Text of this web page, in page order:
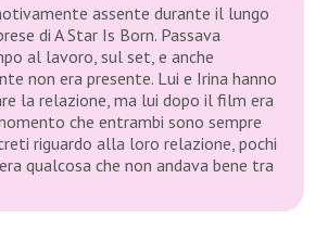
assente durante il lungo
di A Star Is Born. Passava
al lavoro, sul set, e anche
non era presente. Lui e Irina hanno
la relazione, ma lui dopo il film era
che entrambi sono sempre
riguardo alla loro relazione, pochi
qualcosa che non andava bene tra